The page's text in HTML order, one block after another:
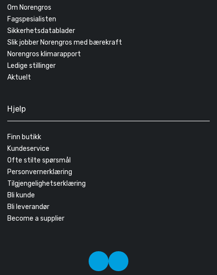
Om Norengros
Fagspesialisten
Sikkerhetsdatablader
Slik jobber Norengros med bærekraft
Norengros klimarapport
Ledige stillinger
Aktuelt
Hjelp
Finn butikk
Kundeservice
Ofte stilte spørsmål
Personvernerklæring
Tilgjengelighetserklæring
Bli kunde
Bli leverandør
Become a supplier